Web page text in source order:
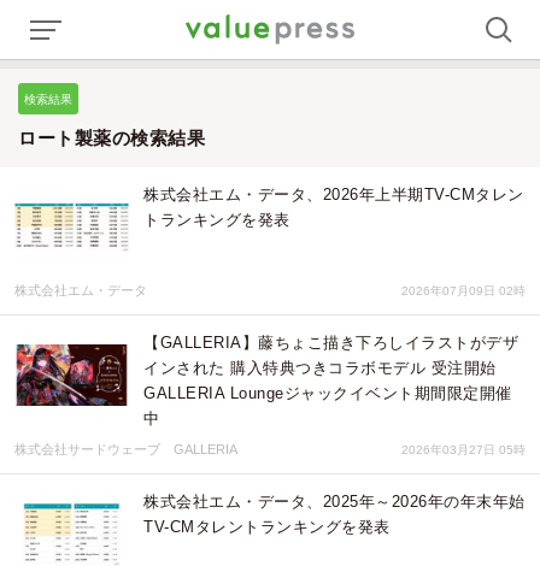
検索結果
ロート製薬の検索結果
株式会社エム・データ、2026年上半期TV-CMタレン
トランキングを発表
株式会社エム・データ 2026年07月09日 02時
【GALLERIA】藤ちょこ描き下ろしイラストがデザ
インされた 購入特典つきコラボモデル 受注開始
GALLERIA Loungeジャックイベント期間限定開催
中
株式会社サードウェーブ GALLERIA 2026年03月27日 05時
株式会社エム・データ、2025年～2026年の年末年始
TV-CMタレントランキングを発表